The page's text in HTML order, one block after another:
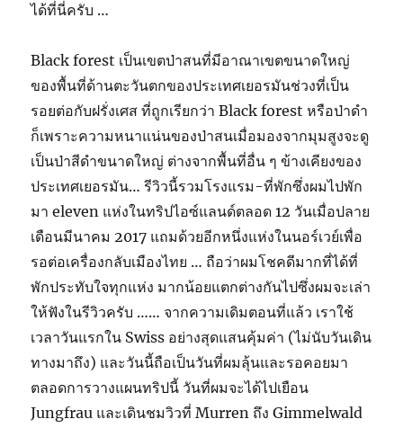
ได้ที่นี่ครับ …
Black forest เป็นเขตป่าสนที่มีอาณาเขตขนาดใหญ่
ของพื้นที่ด้านตะวันตกของประเทศเยอรมันช่วงที่เป็น
รอยต่อกับฝรั่งเศส ที่ถูกเรียกว่า Black forest หรือป่าดำ
ก็เพราะความหนาแน่นของป่าสนเมื่อมองจากมุมสูงจะดู
เป็นป่าสีดำขนาดใหญ่ ต่างจากพื้นที่อื่น ๆ ข้างเคียงของ
ประเทศเยอรมัน… รีวิวนี้รวมโรงแรม-ที่พักซึ่งผมไปพัก
มา eleven แห่งในทริปไอซ์แลนด์ตลอด 12 วันเมื่อปลาย
เดือนมีนาคม 2017 แถมด้วยอีกหนึ่งแห่งในนอร์เวย์เพื่อ
รอต่อเครื่องกลับเมืองไทย … ถือว่าผมโชคดีมากที่ได้ที่
พักประทับใจทุกแห่ง มากน้อยแตกต่างกันไปซึ่งผมจะเล่า
ให้ฟังในรีวิวครับ …… จากความเดิมตอนที่แล้ว เราใช้
เวลาวันแรกใน Swiss อย่างสุดแสนคุ้มค่า (ไม่นับวันเดิน
ทางมาถึง) และวันนี้ถือเป็นวันที่ผมลุ้นและรอคอยมา
ตลอดการวางแผนทริปนี้ วันที่ผมจะได้ไปเยือน
Jungfrau และเดินชมวิวที่ Murren ถึง Gimmelwald